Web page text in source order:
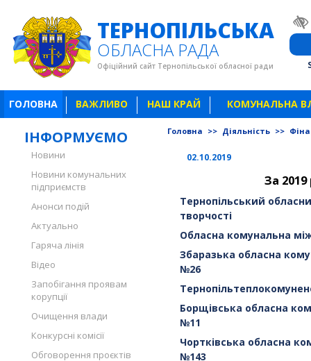
ТЕРНОПІЛЬСЬКА
ОБЛАСНА РАДА
Офіційний сайт Тернопільської обласної ради
ГОЛОВНА ВАЖЛИВО НАШ КРАЙ КОМУНАЛЬНА
ІНФОРМУЄМО
Новини
Новини комунальних
підприємств
Анонси подій
Актуально
Гаряча лінія
Відео
Запобігання проявам
корупції
Очищення влади
Конкурсні комісії
Обговорення проєктів
Головна >> Діяльність >>
02.10.2019
За 2019
Тернопільський
творчості
Обласна комунальна
Збаразька обласна
№26
Борщівська обласна
№11
Чортківська обласна
№143